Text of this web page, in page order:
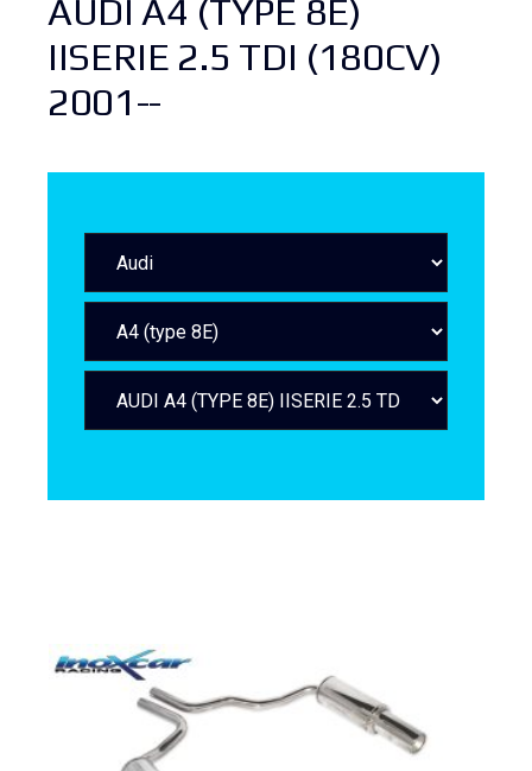
AUDI A4 (TYPE 8E)
IISERIE 2.5 TDI (180CV)
2001--